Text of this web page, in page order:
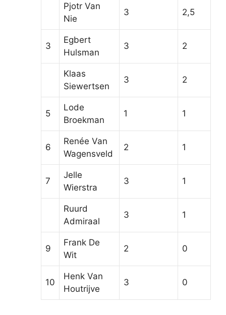
Pjotr Van
Nie
3 2,5
3
Egbert
Hulsman
3 2
Klaas
Siewertsen
3 2
5
Lode
Broekman
1 1
6
Renée Van
Wagensveld
2 1
7
Jelle
Wierstra
3 1
Ruurd
Admiraal
3 1
9
Frank De
Wit
2 0
10
Henk Van
Houtrijve
3 0